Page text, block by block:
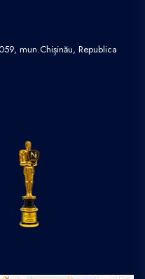
mun.Chișinău, Republica